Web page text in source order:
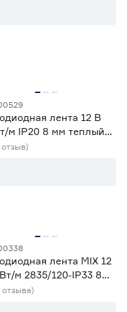
39
1
9
лента 12 В
м IP20 8 мм теплый
м Smartbuy
отзыв)
лента MIX 12
м 2835/120‑IP33 8
дневной/
отзыва)